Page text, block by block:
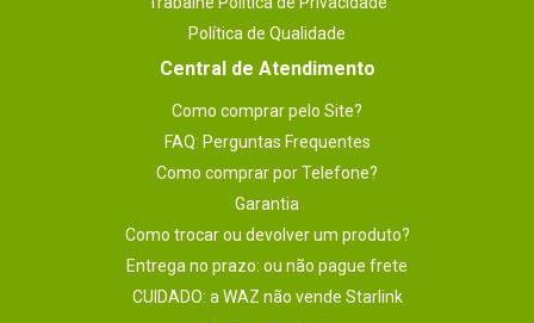
Política de Qualidade
Central de Atendimento
Como comprar pelo Site?
FAQ: Perguntas Frequentes
Como comprar por Telefone?
Garantia
Como trocar ou devolver um produto?
Entrega no prazo: ou não pague frete
CUIDADO: a WAZ não vende Starlink